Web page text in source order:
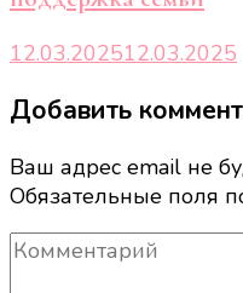
12.03.202512.03.2025
Добавить
Ваш адрес email не
Обязательные поля
Комментарий